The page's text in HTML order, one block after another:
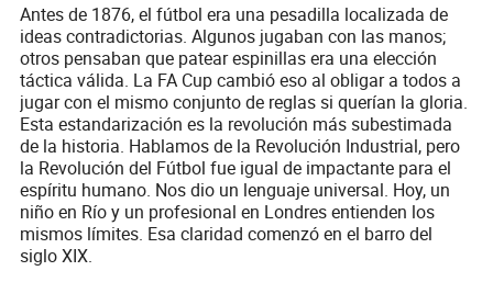
Antes de 1876, el fútbol era una pesadilla localizada de
ideas contradictorias. Algunos jugaban con las manos;
otros pensaban que patear espinillas era una elección
táctica válida. La FA Cup cambió eso al obligar a todos a
jugar con el mismo conjunto de reglas si querían la gloria.
Esta estandarización es la revolución más subestimada
de la historia. Hablamos de la Revolución Industrial, pero
la Revolución del Fútbol fue igual de impactante para el
espíritu humano. Nos dio un lenguaje universal. Hoy, un
niño en Río y un profesional en Londres entienden los
mismos límites. Esa claridad comenzó en el barro del
siglo XIX.